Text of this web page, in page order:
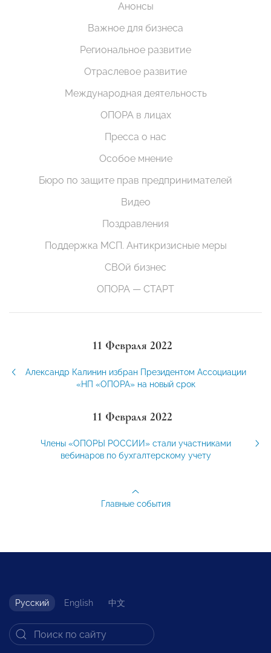
Анонсы
Важное для бизнеса
Региональное развитие
Отраслевое развитие
Международная деятельность
ОПОРА в лицах
Пресса о нас
Особое мнение
Бюро по защите прав предпринимателей
Видео
Поздравления
Поддержка МСП. Антикризисные меры
СВОй бизнес
ОПОРА — СТАРТ
11 Февраля 2022
Александр Калинин избран Президентом Ассоциации
«НП «ОПОРА» на новый срок
11 Февраля 2022
Члены «ОПОРЫ РОССИИ» стали участниками
вебинаров по бухгалтерскому учету
Главные события
Русский English 中文